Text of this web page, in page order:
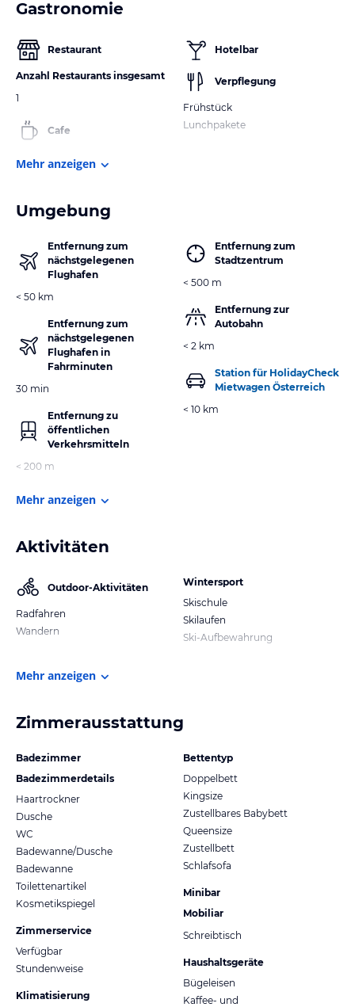
Gastronomie
Restaurant
Anzahl Restaurants insgesamt
1
Cafe
Hotelbar
Verpflegung
Frühstück
Lunchpakete
Mehr anzeigen
Umgebung
Entfernung zum
nächstgelegenen
Flughafen
< 50 km
Entfernung zum
nächstgelegenen
Flughafen in
Fahrminuten
30 min
Entfernung zu
öffentlichen
Verkehrsmitteln
< 200 m
Entfernung zum
Stadtzentrum
< 500 m
Entfernung zur
Autobahn
< 2 km
Station für HolidayCheck
Mietwagen Österreich
< 10 km
Mehr anzeigen
Aktivitäten
Outdoor-Aktivitäten
Radfahren
Wandern
Wintersport
Skischule
Skilaufen
Ski-Aufbewahrung
Mehr anzeigen
Zimmerausstattung
Badezimmer
Badezimmerdetails
Haartrockner
Dusche
WC
Badewanne/Dusche
Badewanne
Toilettenartikel
Kosmetikspiegel
Zimmerservice
Verfügbar
Stundenweise
Klimatisierung
Bettentyp
Doppelbett
Kingsize
Zustellbares Babybett
Queensize
Zustellbett
Schlafsofa
Minibar
Mobiliar
Schreibtisch
Haushaltsgeräte
Bügeleisen
Kaffee- und